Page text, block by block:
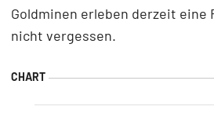
Goldminen erleben derzeit eine
nicht vergessen.